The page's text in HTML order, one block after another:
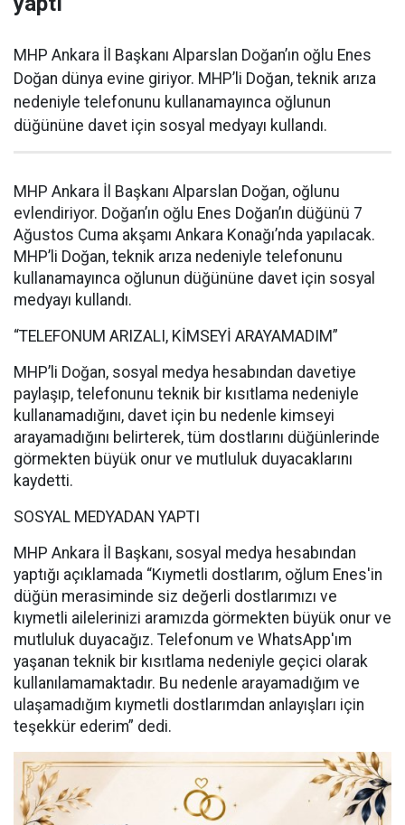
MHP Ankara İl Başkanı Alparslan Doğan’ın oğlu Enes
Doğan dünya evine giriyor. MHP’li Doğan, teknik arıza
nedeniyle telefonunu kullanamayınca oğlunun
düğününe davet için sosyal medyayı kullandı.
MHP Ankara İl Başkanı Alparslan Doğan, oğlunu
evlendiriyor. Doğan’ın oğlu Enes Doğan’ın düğünü 7
Ağustos Cuma akşamı Ankara Konağı’nda yapılacak.
MHP’li Doğan, teknik arıza nedeniyle telefonunu
kullanamayınca oğlunun düğününe davet için sosyal
medyayı kullandı.
“TELEFONUM ARIZALI, KİMSEYİ ARAYAMADIM”
MHP’li Doğan, sosyal medya hesabından davetiye
paylaşıp, telefonunu teknik bir kısıtlama nedeniyle
kullanamadığını, davet için bu nedenle kimseyi
arayamadığını belirterek, tüm dostlarını düğünlerinde
görmekten büyük onur ve mutluluk duyacaklarını
kaydetti.
SOSYAL MEDYADAN YAPTI
MHP Ankara İl Başkanı, sosyal medya hesabından
yaptığı açıklamada “Kıymetli dostlarım, oğlum Enes'in
düğün merasiminde siz değerli dostlarımızı ve
kıymetli ailelerinizi aramızda görmekten büyük onur ve
mutluluk duyacağız. Telefonum ve WhatsApp'ım
yaşanan teknik bir kısıtlama nedeniyle geçici olarak
kullanılamamaktadır. Bu nedenle arayamadığım ve
ulaşamadığım kıymetli dostlarımdan anlayışları için
teşekkür ederim” dedi.